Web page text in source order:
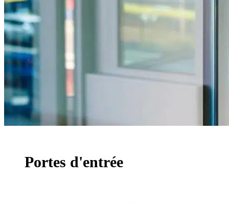
Portes d'entrée